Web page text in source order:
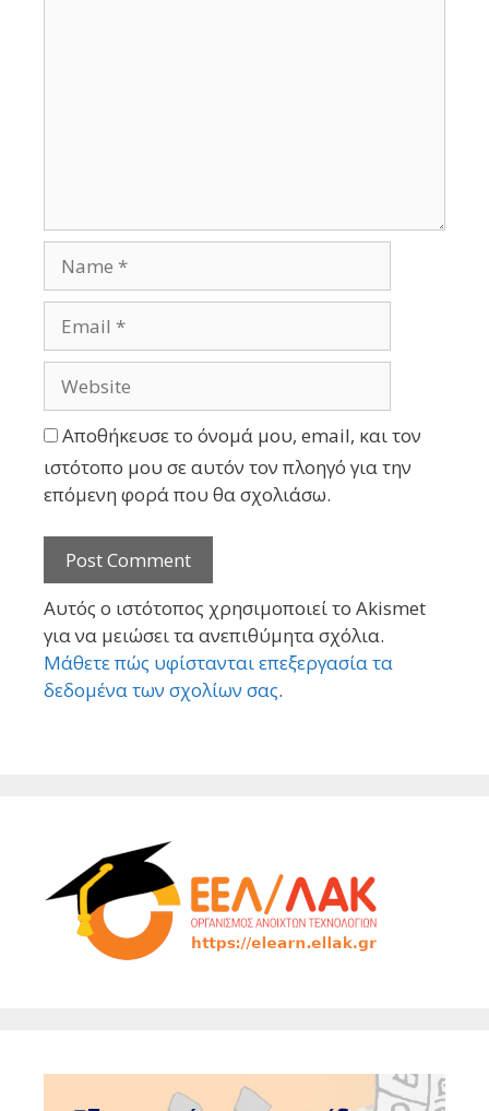
Αποθήκευσε το όνομά μου, email, και τον
ιστότοπο μου σε αυτόν τον πλοηγό για την
επόμενη φορά που θα σχολιάσω.
Αυτός ο ιστότοπος χρησιμοποιεί το Akismet
για να μειώσει τα ανεπιθύμητα σχόλια.
Μάθετε πώς υφίστανται επεξεργασία τα
δεδομένα των σχολίων σας.